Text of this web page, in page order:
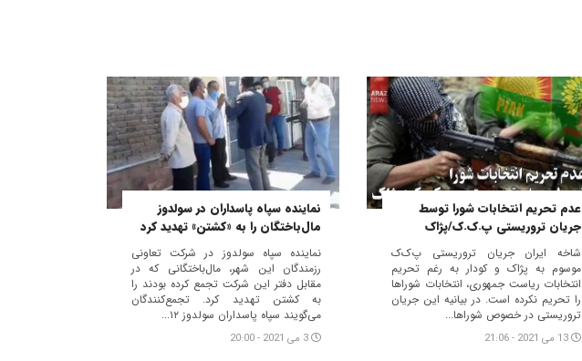
عدم تحریم انتخابات شورا توسط
جریان تروریستی پ.ک.ک/پژاک
شاخه ایران جریان تروریستی پ‌ک‌ک
موسوم به پژاک و کودار به رغم تحریم
انتخابات ریاست جمهوری، انتخابات شوراها
را تحریم نکرده است. در بیانیه این جریان
تروریستی در خصوص شوراها...
13 می 2021 - 21:06
نماینده سپاه پاسداران در سولدوز
مال‌باختگان را به «کشتن» تهدید کرد
نماینده سپاه سولدوز در شرکت تعاونی
رزمندگان این شهر، مال‌باختگانی که در
مقابل دفتر این شرکت تجمع‌ کرده بودند را
به کشتن تهدید کرد. تجمع‌کنندگان
می‌گویند سپاه پاسداران سولدوز ۱۲...
3 می 2021 - 20:00